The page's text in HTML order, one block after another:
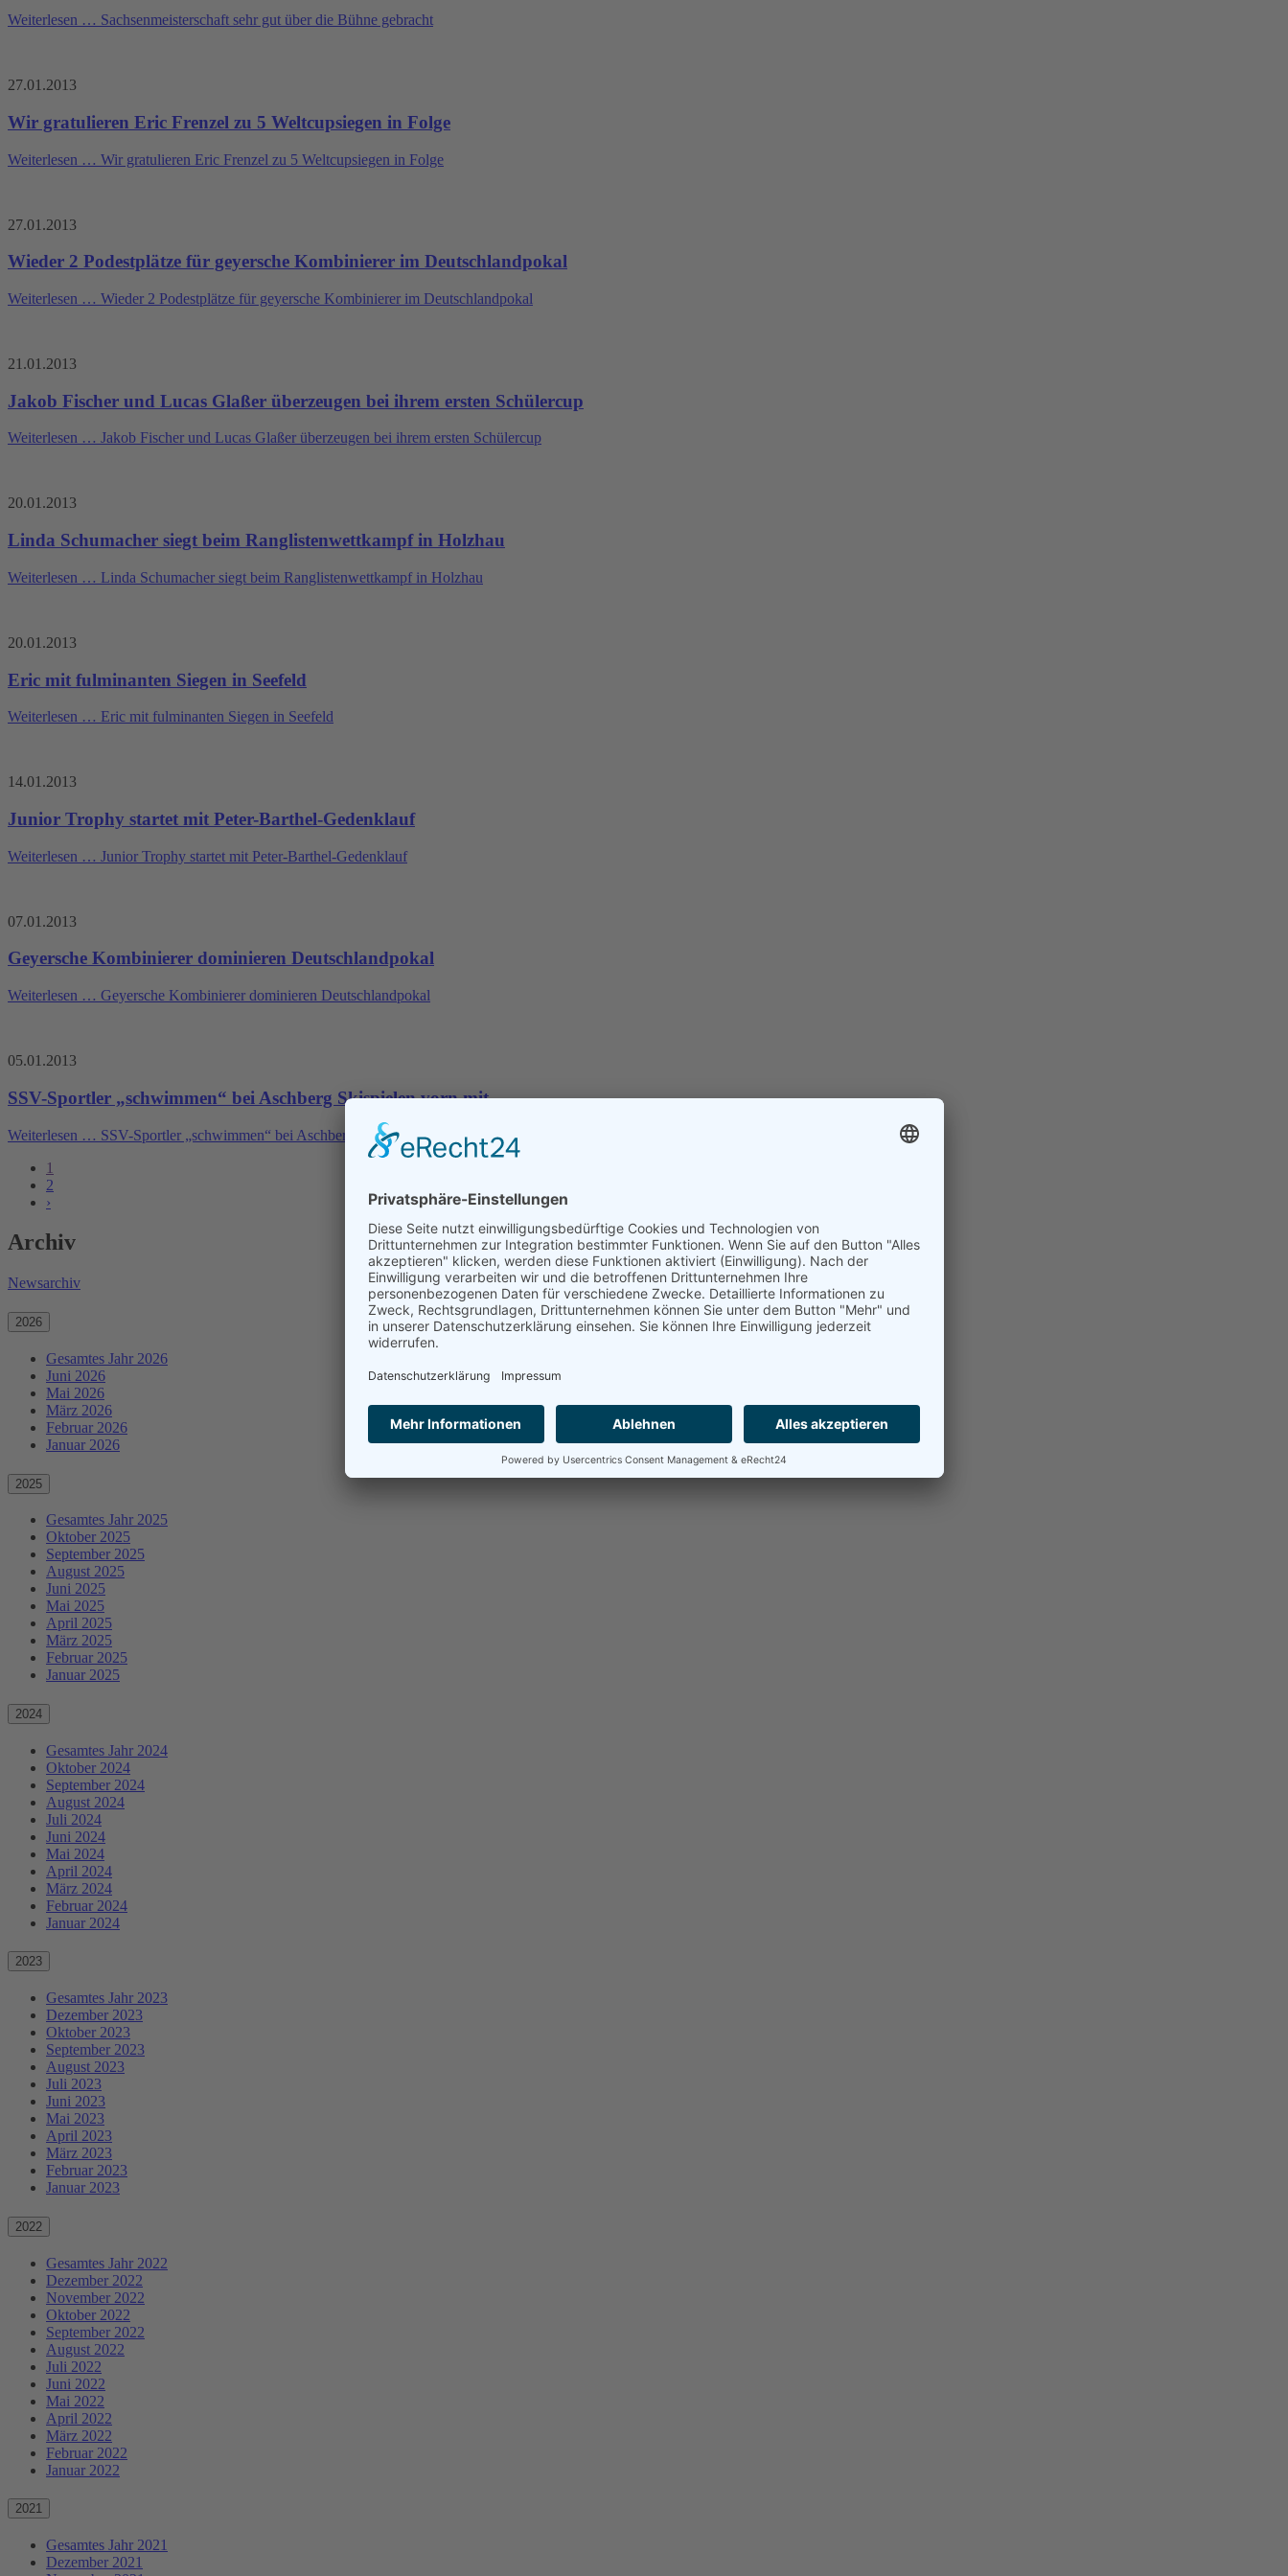
Weiterlesen … Sachsenmeisterschaft sehr gut über die Bühne gebracht
27.01.2013
Wir gratulieren Eric Frenzel zu 5 Weltcupsiegen in Folge
Weiterlesen … Wir gratulieren Eric Frenzel zu 5 Weltcupsiegen in Folge
27.01.2013
Wieder 2 Podestplätze für geyersche Kombinierer im Deutschlandpokal
Weiterlesen … Wieder 2 Podestplätze für geyersche Kombinierer im Deutschlandpokal
21.01.2013
Jakob Fischer und Lucas Glaßer überzeugen bei ihrem ersten Schülercup
Weiterlesen … Jakob Fischer und Lucas Glaßer überzeugen bei ihrem ersten Schülercup
20.01.2013
Linda Schumacher siegt beim Ranglistenwettkampf in Holzhau
Weiterlesen … Linda Schumacher siegt beim Ranglistenwettkampf in Holzhau
20.01.2013
Eric mit fulminanten Siegen in Seefeld
Weiterlesen … Eric mit fulminanten Siegen in Seefeld
14.01.2013
Junior Trophy startet mit Peter-Barthel-Gedenklauf
Weiterlesen … Junior Trophy startet mit Peter-Barthel-Gedenklauf
07.01.2013
Geyersche Kombinierer dominieren Deutschlandpokal
Weiterlesen … Geyersche Kombinierer dominieren Deutschlandpokal
05.01.2013
SSV-Sportler „schwimmen“ bei Aschberg Skispielen vorn mit
Weiterlesen … SSV-Sportler „schwimmen“ bei Aschberg Skispielen vorn mit
1
2
›
Archiv
Newsarchiv
2026
Gesamtes Jahr 2026
Juni 2026
Mai 2026
März 2026
Februar 2026
Januar 2026
2025
Gesamtes Jahr 2025
Oktober 2025
September 2025
August 2025
Juni 2025
Mai 2025
April 2025
März 2025
Februar 2025
Januar 2025
2024
Gesamtes Jahr 2024
Oktober 2024
September 2024
August 2024
Juli 2024
Juni 2024
Mai 2024
April 2024
März 2024
Februar 2024
Januar 2024
2023
Gesamtes Jahr 2023
Dezember 2023
Oktober 2023
September 2023
August 2023
Juli 2023
Juni 2023
Mai 2023
April 2023
März 2023
Februar 2023
Januar 2023
2022
Gesamtes Jahr 2022
Dezember 2022
November 2022
Oktober 2022
September 2022
August 2022
Juli 2022
Juni 2022
Mai 2022
April 2022
März 2022
Februar 2022
Januar 2022
2021
Gesamtes Jahr 2021
Dezember 2021